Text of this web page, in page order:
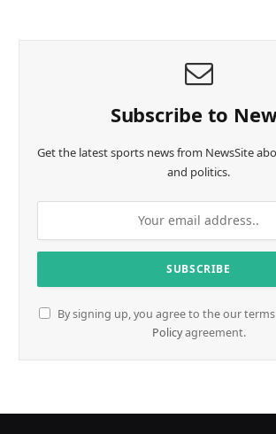
Subscribe to
Get the latest sports news from NewsSite
and politics.
By signing up, you agree to the our
Policyagreement.